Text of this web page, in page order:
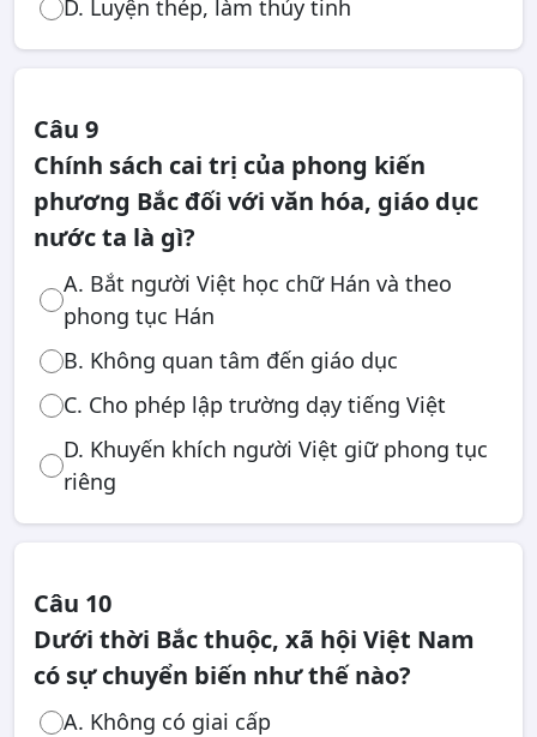
D. Luyện thép, làm thủy tinh
Câu 9
Chính sách cai trị của phong kiến
phương Bắc đối với văn hóa, giáo dục
nước ta là gì?
A. Bắt người Việt học chữ Hán và theo
phong tục Hán
B. Không quan tâm đến giáo dục
C. Cho phép lập trường dạy tiếng Việt
D. Khuyến khích người Việt giữ phong tục
riêng
Câu 10
Dưới thời Bắc thuộc, xã hội Việt Nam
có sự chuyển biến như thế nào?
A. Không có giai cấp